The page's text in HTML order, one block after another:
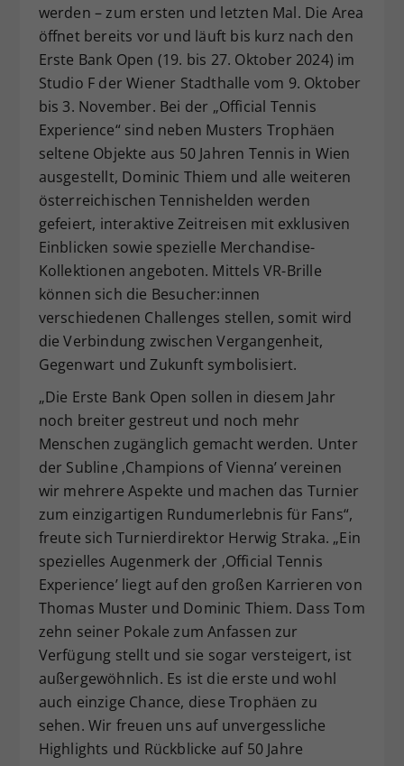
werden – zum ersten und letzten Mal. Die Area
öffnet bereits vor und läuft bis kurz nach den
Erste Bank Open (19. bis 27. Oktober 2024) im
Studio F der Wiener Stadthalle vom 9. Oktober
bis 3. November. Bei der „Official Tennis
Experience“ sind neben Musters Trophäen
seltene Objekte aus 50 Jahren Tennis in Wien
ausgestellt, Dominic Thiem und alle weiteren
österreichischen Tennishelden werden
gefeiert, interaktive Zeitreisen mit exklusiven
Einblicken sowie spezielle Merchandise-
Kollektionen angeboten. Mittels VR-Brille
können sich die Besucher:innen
verschiedenen Challenges stellen, somit wird
die Verbindung zwischen Vergangenheit,
Gegenwart und Zukunft symbolisiert.
„Die Erste Bank Open sollen in diesem Jahr
noch breiter gestreut und noch mehr
Menschen zugänglich gemacht werden. Unter
der Subline ‚Champions of Vienna’ vereinen
wir mehrere Aspekte und machen das Turnier
zum einzigartigen Rundumerlebnis für Fans“,
freute sich Turnierdirektor Herwig Straka. „Ein
spezielles Augenmerk der ‚Official Tennis
Experience’ liegt auf den großen Karrieren von
Thomas Muster und Dominic Thiem. Dass Tom
zehn seiner Pokale zum Anfassen zur
Verfügung stellt und sie sogar versteigert, ist
außergewöhnlich. Es ist die erste und wohl
auch einzige Chance, diese Trophäen zu
sehen. Wir freuen uns auf unvergessliche
Highlights und Rückblicke auf 50 Jahre